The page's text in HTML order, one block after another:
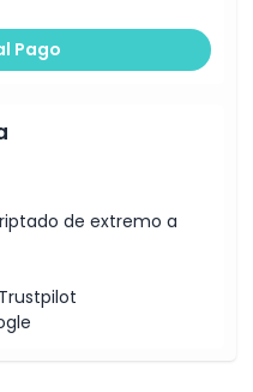
Pago
de extremo a